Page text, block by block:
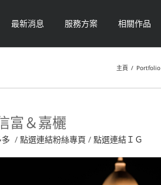
最新消息 服務方案 相關作品
主頁 / Portfolio
富＆嘉欐
/ 點選連結粉絲專頁 / 點選連結ＩＧ